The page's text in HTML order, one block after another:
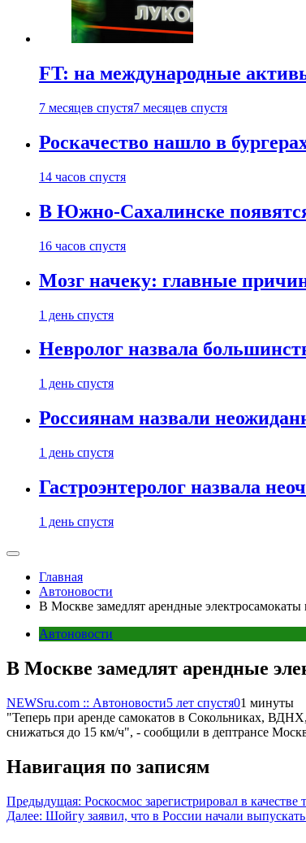
FT: на международные
7 месяцев спустя7 месяцев спустя
Роскачество нашло в
14 часов спустя
В Южно-Сахалинске
16 часов спустя
Мозг начеку: главные
1 день спустя
Невролог назвала
1 день спустя
Россиянам назвали
1 день спустя
Гастроэнтеролог назвала
1 день спустя
Главная
Автоновости
В Москве замедлят арендные электросамокаты
Автоновости
В Москве замедлят арендные
NEWSru.com :: Автоновости5 лет спустя01 минуты
"Теперь при аренде самокатов в Сокольниках,
снижаться до 15 км/ч", - сообщили в дептрансе
Навигация по записям
Предыдущая: Роскосмос зарегистрировал в
Далее: Шойгу заявил, что в России начали